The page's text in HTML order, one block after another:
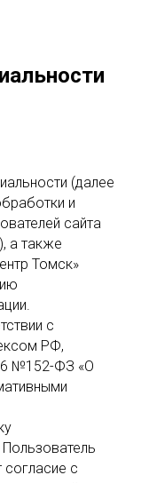
(далее
и
сайта
а также
Томск»
с
РФ,
№152-ФЗ «О
с